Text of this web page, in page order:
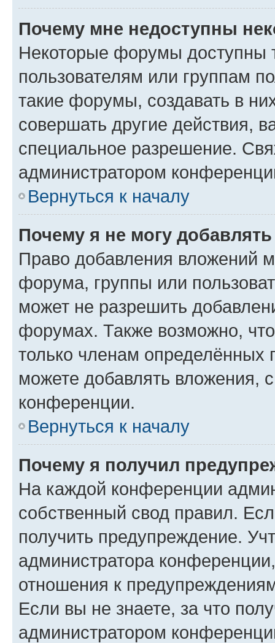
Почему мне недоступны
Некоторые форумы доступны
пользователям или группам
такие форумы, создавать в
совершать другие действия,
специальное разрешение.
администратором
Вернуться к началу
Почему я не могу
Право добавления вложений
форума, группы или
может не разрешить
форумах. Также возможно,
только членам определённых
можете добавлять вложения,
конференции.
Вернуться к началу
Почему я получил
На каждой конференции
собственный свод правил.
получить предупреждение.
администратора
отношения к
Если вы не знаете, за что
администратором